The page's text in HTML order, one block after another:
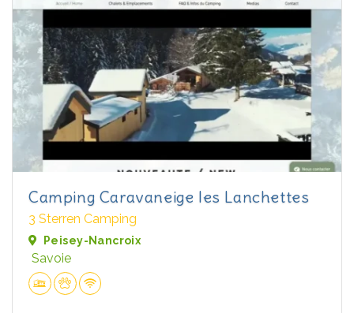
Camping Caravaneige les Lanchettes
3 Sterren Camping
Peisey-Nancroix
Savoie